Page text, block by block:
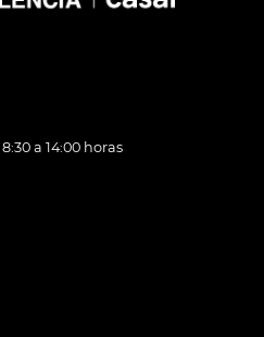
a 14:00 horas